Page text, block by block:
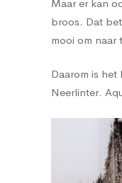
Maar er kan
broos. Dat
mooi om naar
Daarom is
Neerlinter.